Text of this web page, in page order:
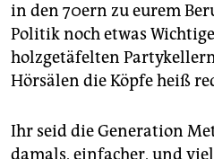
in den 70ern zu eurem
Politik noch etwas
holzgetäfelten
Hörsälen die Köpfe heiß
Ihr seid die Generation
damals, einfacher, und